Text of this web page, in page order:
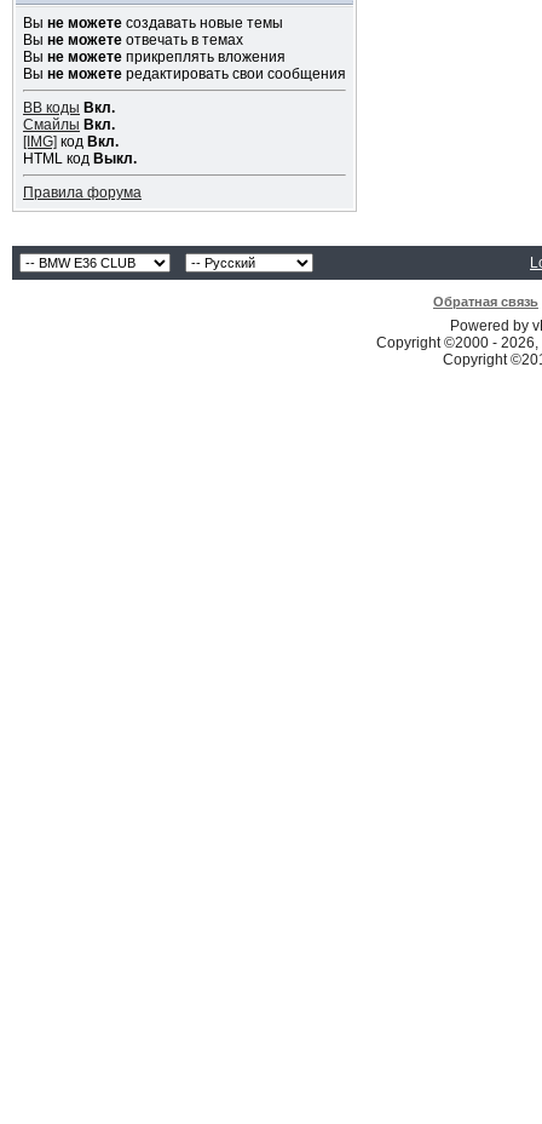
Вы не можетесоздавать новые темы
Вы не можетеотвечать в темах
Вы не можетеприкреплять вложения
Вы не можетередактировать свои сообщения
BB коды Вкл.
Смайлы Вкл.
[IMG] код Вкл.
HTML код Выкл.
Правила форума
Обратная связь
Powered by
Copyright ©2000 -
Copyright